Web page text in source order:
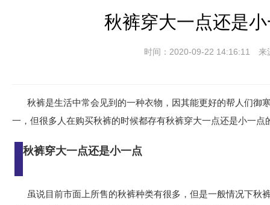
秋裤穿大一点还是
时间：2020-09-22 14:16:11
秋裤是生活中常会见到的一种衣物，因其能更好的帮人们御
一，但很多人在购买秋裤的时候都存有秋裤穿大一点还是小一点
秋裤穿大一点还是小一点
虽说目前市面上所售的秋裤种类有很多，但是一般情况下秋